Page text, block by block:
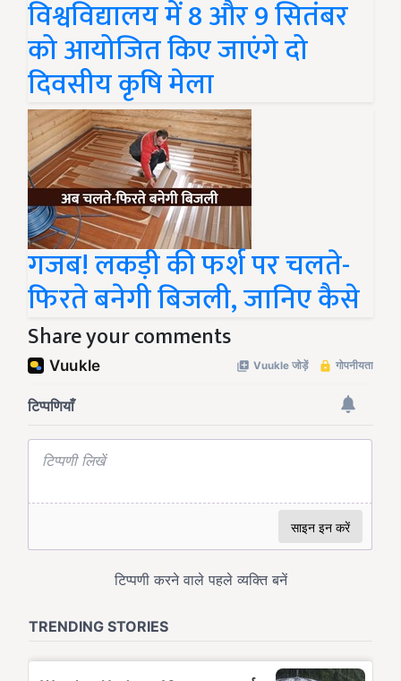
विश्वविद्यालय में 8 और 9 सितंबर
को आयोजित किए जाएंगे दो
दिवसीय कृषि मेला
गजब! लकड़ी की फर्श पर चलते-
फिरते बनेगी बिजली, जानिए कैसे
Share your comments